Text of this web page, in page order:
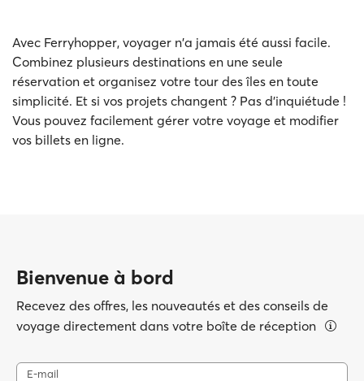
Avec Ferryhopper, voyager n'a jamais été aussi facile.
Combinez plusieurs destinations en une seule
réservation et organisez votre tour des îles en toute
simplicité. Et si vos projets changent ? Pas d'inquiétude !
Vous pouvez facilement gérer votre voyage et modifier
vos billets en ligne.
Bienvenue à bord
Recevez des offres, les nouveautés et des conseils de
voyage directement dans votre boîte de réception
E-mail